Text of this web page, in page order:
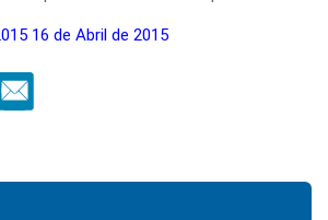
16 de Abril de 2015